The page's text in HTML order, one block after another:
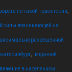
по такой траектории,
силы возникающей на
разрешенной
, в данной
в населенном